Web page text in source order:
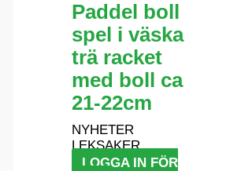
Paddel boll
spel i väska
trä racket
med boll ca
21-22cm
NYHETER
LEKSAKER
LOGGA IN FÖR